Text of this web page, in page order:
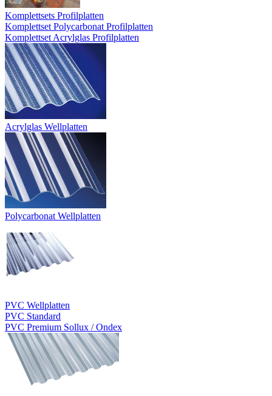
Komplettsets Profilplatten
Komplettset Polycarbonat Profilplatten
Komplettset Acrylglas Profilplatten
Acrylglas Wellplatten
Polycarbonat Wellplatten
PVC Wellplatten
PVC Standard
PVC Premium Sollux / Ondex